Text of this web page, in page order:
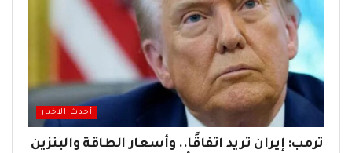
أحدث الاخبار
ترمب: إيران تريد اتفاقًا.. وأسعار الطاقة والبنزين